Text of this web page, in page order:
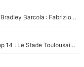
Le PSG «exige une somme astronomique» pour Bradley Barcola : Fabrizio Romano confirme sa prochaine destination !
Thomas Ramos va rejoindre un autre club de Top 14 : Le Stade Toulousain annonce son transfert un an à l’avance !